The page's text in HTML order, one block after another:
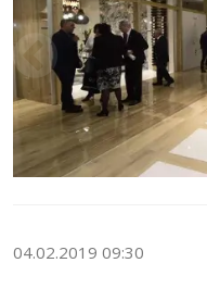
04.02.2019 09:30